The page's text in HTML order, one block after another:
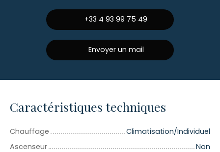
+33 4 93 99 75 49
Envoyer un mail
Caractéristiques techniques
Chauffage
Climatisation/Individuel
Ascenseur
Non